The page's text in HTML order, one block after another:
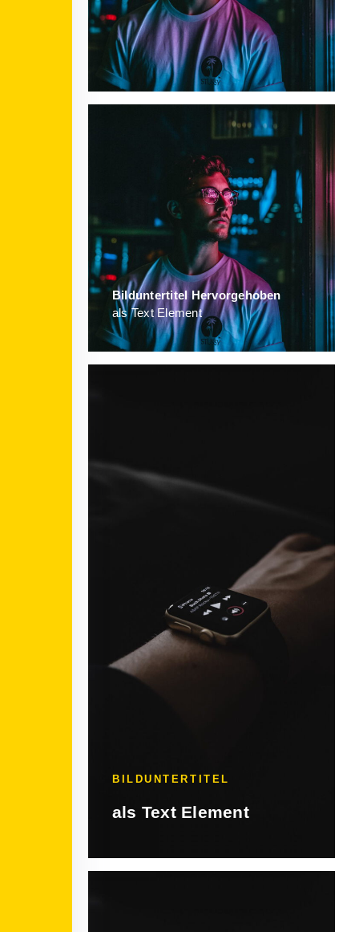
Bild­unter­titel Hervorgehoben
als Text Element
BILDUNTERTITEL
als Text Element